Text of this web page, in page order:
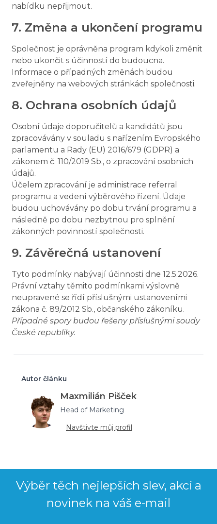
nabídku nepřijmout.
7. Změna a ukončení programu
Společnost je oprávněna program kdykoli změnit
nebo ukončit s účinností do budoucna.
Informace o případných změnách budou
zveřejněny na webových stránkách společnosti.
8. Ochrana osobních údajů
Osobní údaje doporučitelů a kandidátů jsou
zpracovávány v souladu s nařízením Evropského
parlamentu a Rady (EU) 2016/679 (GDPR) a
zákonem č. 110/2019 Sb., o zpracování osobních
údajů.
Účelem zpracování je administrace referral
programu a vedení výběrového řízení. Údaje
budou uchovávány po dobu trvání programu a
následně po dobu nezbytnou pro splnění
zákonných povinností společnosti.
9. Závěrečná ustanovení
Tyto podmínky nabývají účinnosti dne 12.5.2026.
Právní vztahy těmito podmínkami výslovně
neupravené se řídí příslušnými ustanoveními
zákona č. 89/2012 Sb., občanského zákoníku.
Případné spory budou řešeny příslušnými soudy
České republiky.
Autor článku
Maxmilián Pišček
Head of Marketing
Navštivte můj profil
Výběr těch nejlepších slev, akcí a
novinek na váš e-mail